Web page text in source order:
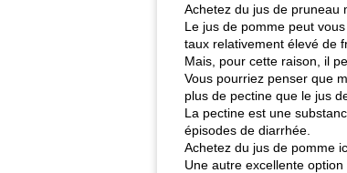
Achetez du jus de pruneau
Le jus de pomme peut
taux relativement élevé de
Mais, pour cette raison, il
Vous pourriez penser que
plus de pectine que le jus
La pectine est une
épisodes de diarrhée.
Achetez du jus de pomme
Une autre excellente